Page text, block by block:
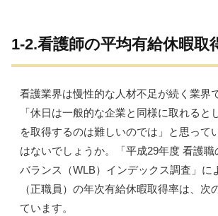
1-2.看護師の平均有給休暇取
看護業界は慢性的な人材不足が続く業界
「休日は一般的な企業と同様に取れると
を取得するのは難しいのでは」と思って
はないでしょうか。「平成29年度 看護職
バランス（WLB）インデックス調査」に
（正職員）の年次有給休暇取得率は、次
ています。